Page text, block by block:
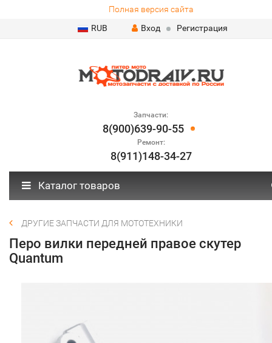
Полная версия сайта
RUB
Вход Регистрация
Запчасти:
8(900)639-90-55
Ремонт:
8(911)148-34-27
Каталог товаров
ДРУГИЕ ЗАПЧАСТИ ДЛЯ МОТОТЕХНИКИ
Перо вилки передней правое скутер
Quantum